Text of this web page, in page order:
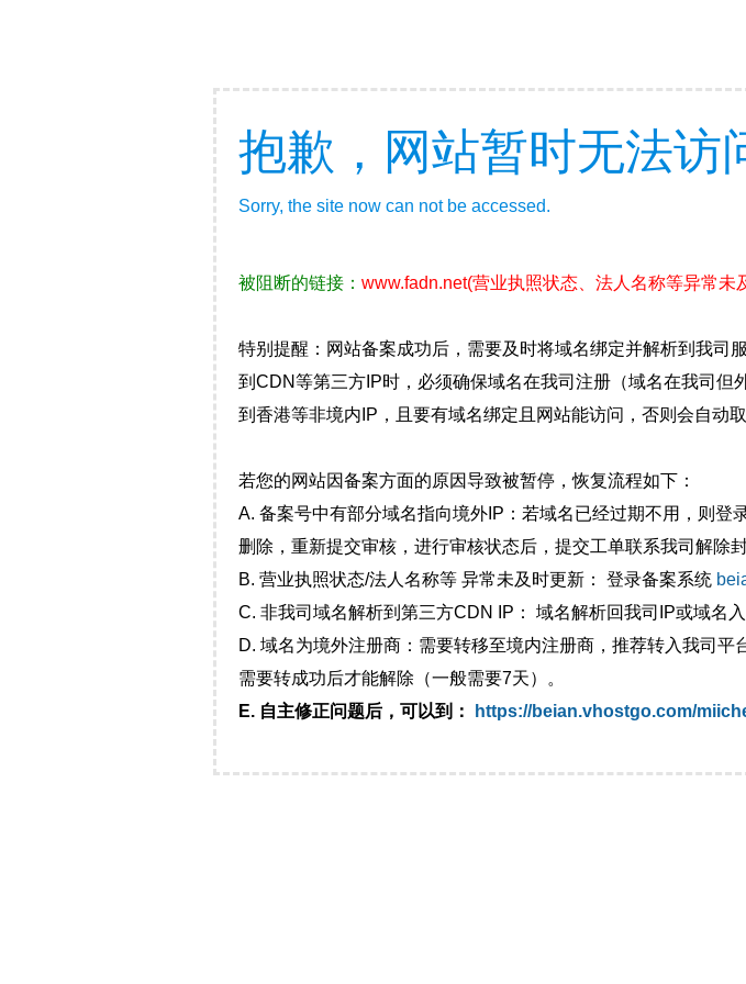
抱歉，网站暂时无法访
Sorry, the site now can not be accessed.
被阻断的链接： www.fadn.net(营业执照状态、法人名称等异常未
特别提醒：网站备案成功后，需要及时将域名绑定并解析到我司
到CDN等第三方IP时，必须确保域名在我司注册（域名在我司
到香港等非境内IP，且要有域名绑定且网站能访问，否则会自动
若您的网站因备案方面的原因导致被暂停，恢复流程如下：
A. 备案号中有部分域名指向境外IP：若域名已经过期不用，则登
删除，重新提交审核，进行审核状态后，提交工单联系我司解除
B. 营业执照状态/法人名称等 异常未及时更新： 登录备案系统
C. 非我司域名解析到第三方CDN IP： 域名解析回我司IP或域名
D. 域名为境外注册商：需要转移至境内注册商，推荐转入我司平
需要转成功后才能解除（一般需要7天）。
E. 自主修正问题后，可以到：
https://beian.vhostgo.com/